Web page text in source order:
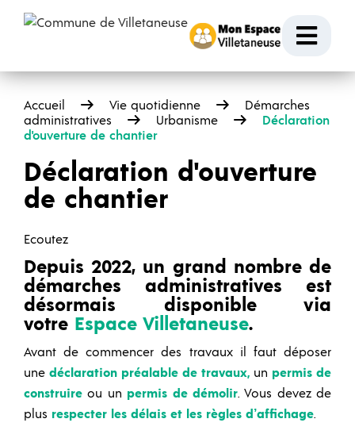
Accueil Vie quotidienne
Démarches
administratives
Urbanisme
Déclaration
d'ouverture de chantier
Déclaration d'ouverture
de chantier
Ecoutez
Depuis 2022, un grand nombre de
démarches administratives est
désormais disponible via
votre Espace Villetaneuse.
Avant de commencer des travaux il faut déposer
une déclaration préalable de travaux, un permis de
construire ou un permis de démolir. Vous devez de
plus respecter les délais et les règles d’affichage.